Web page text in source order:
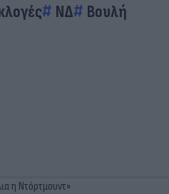
ΝΔ
Βουλή